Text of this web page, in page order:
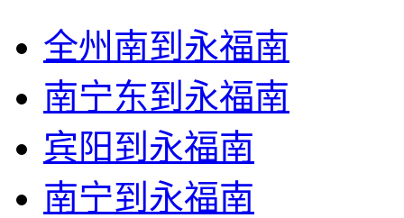
全州南到永福南
南宁东到永福南
宾阳到永福南
南宁到永福南